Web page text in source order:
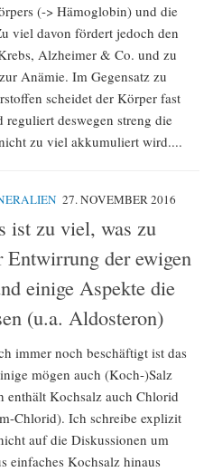
(-> Hämoglobin) und die
viel davon fördert jedoch den
Alzheimer & Co. und zu
Anämie. Im Gegensatz zu
scheidet der Körper fast
reguliert deswegen streng die
zu viel akkumuliert wird....
27. NOVEMBER 2016
ist zu viel, was zu
Entwirrung der ewigen
einige Aspekte die
(u.a. Aldosteron)
immer noch beschäftigt ist das
mögen auch (Koch-)Salz
enthält Kochsalz auch Chlorid
Chlorid). Ich schreibe explizit
auf die Diskussionen um
einfaches Kochsalz hinaus